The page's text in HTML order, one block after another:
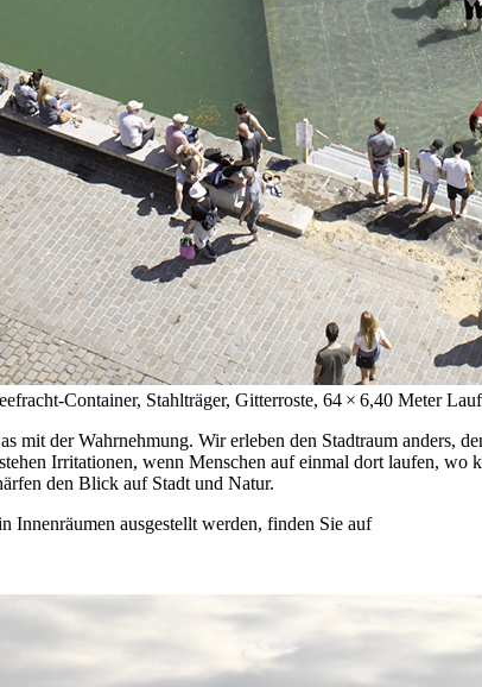
Container, Stahlträger, Gitterroste, 64 × 6,40 Meter
mit der Wahrnehmung. Wir erleben den Stadtraum anders,
Irritationen, wenn Menschen auf einmal dort laufen, wo
den Blick auf Stadt und Natur.
Innenräumen ausgestellt werden, finden Sie auf